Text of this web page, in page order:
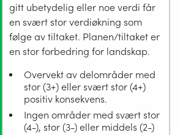
gitt ubetydelig eller noe verdi får
en svært stor verdiøkning som
følge av tiltaket. Planen/tiltaket er
en stor forbedring for landskap.
Overvekt av delområder med
stor (3+) eller svært stor (4+)
positiv konsekvens.
Ingen områder med svært stor
(4-), stor (3-) eller middels (2-)